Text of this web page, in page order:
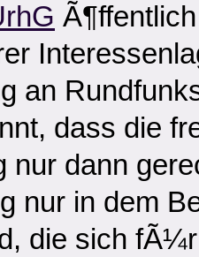
an
dass die
nur dann
nur in dem
die sich